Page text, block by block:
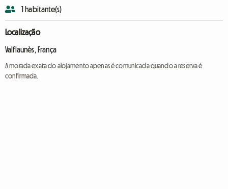
1 habitante(s)
Localização
Valflaunès, França
A morada exata do alojamento apenas é comunicada quando a reserva é
confirmada.